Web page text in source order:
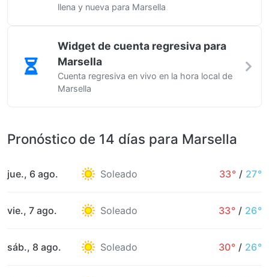
llena y nueva para Marsella
Widget de cuenta regresiva para
Marsella
Cuenta regresiva en vivo en la hora local de
Marsella
Pronóstico de 14 días para Marsella
jue., 6 ago. Soleado 33° / 27°
vie., 7 ago. Soleado 33° / 26°
sáb., 8 ago. Soleado 30° / 26°